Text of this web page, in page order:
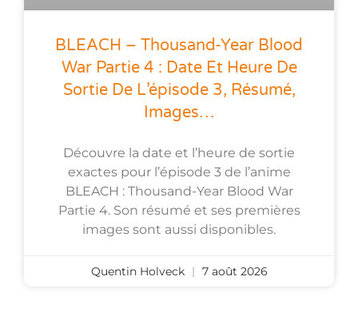
BLEACH – Thousand-Year Blood
War Partie 4 : Date Et Heure De
Sortie De L’épisode 3, Résumé,
Images…
Découvre la date et l’heure de sortie
exactes pour l’épisode 3 de l’anime
BLEACH : Thousand-Year Blood War
Partie 4. Son résumé et ses premières
images sont aussi disponibles.
Quentin Holveck 7 août 2026